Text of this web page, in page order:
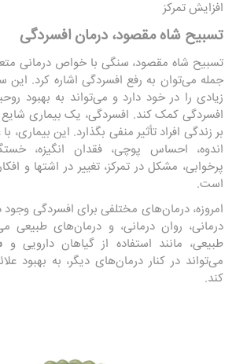
افزایش تمرکز
تسبیح شاه مقصود، درمان افسردگی
تسبیح شاه مقصود، سنگی با خواص درمانی
جمله می‌توان به رفع افسردگی اشاره کرد.
زیادی را در خود دارد و می‌تواند به بهبود
افسردگی کمک کند. افسردگی، یک بیماری
بر زندگی افراد تأثیر منفی بگذارد. این بیماری،
اندوه، احساس پوچی، فقدان انگیزه،
پرخوابی، مشکل در تمرکز، تغییر در اشتها و
است.
امروزه، درمان‌های مختلفی برای افسردگی وجود
درمانی، روان درمانی، و درمان‌های طبیعی
طبیعی، مانند استفاده از گیاهان دارویی و
می‌تواند در کنار درمان‌های دیگر، به بهبود
کند.